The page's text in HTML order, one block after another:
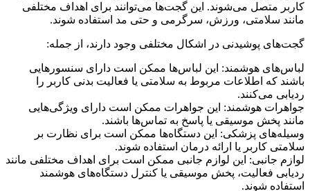
کاربر متصل می‌شوند. این گجت‌ها می‌توانند برای اهداف مختلفی
مانند سلامتی، ورزش، سرگرمی و حتی مد استفاده شوند.
گجت‌های پوشیدنی در اشکال مختلفی وجود دارند، از جمله:
لباس‌های هوشمند: این لباس‌ها ممکن است دارای سنسورهایی
باشند که اطلاعات مربوط به سلامتی یا فعالیت بدنی کاربر را
ردیابی می‌کنند.
جواهرات هوشمند: این جواهرات ممکن است دارای ویژگی‌هایی
مانند پخش موسیقی یا پاسخ به تماس‌ها باشند.
وسیله‌های پزشکی: این دستگاه‌ها ممکن است برای نظارت بر
سلامتی کاربر یا ارائه درمان استفاده شوند.
لوازم جانبی: این لوازم جانبی ممکن است برای اهداف مختلفی مانند
ردیابی فعالیت، پخش موسیقی یا کنترل دستگاه‌های هوشمند
استفاده شوند.